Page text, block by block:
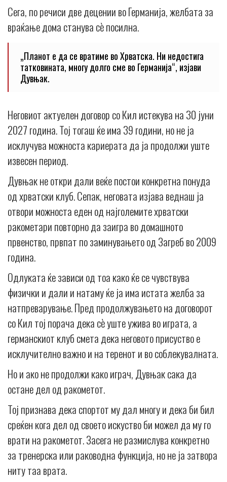
Сега, по речиси две децении во Германија, желбата за
враќање дома станува сè посилна.
„Планот е да се вратиме во Хрватска. Ни недостига
татковината, многу долго сме во Германија“, изјави
Дувњак.
Неговиот актуелен договор со Кил истекува на 30 јуни
2027 година. Тој тогаш ќе има 39 години, но не ја
исклучува можноста кариерата да ја продолжи уште
извесен период.
Дувњак не откри дали веќе постои конкретна понуда
од хрватски клуб. Сепак, неговата изјава веднаш ја
отвори можноста еден од најголемите хрватски
ракометари повторно да заигра во домашното
првенство, првпат по заминувањето од Загреб во 2009
година.
Одлуката ќе зависи од тоа како ќе се чувствува
физички и дали и натаму ќе ја има истата желба за
натпреварување. Пред продолжувањето на договорот
со Кил тој порача дека сè уште ужива во играта, а
германскиот клуб смета дека неговото присуство е
исклучително важно и на теренот и во соблекувалната.
Но и ако не продолжи како играч, Дувњак сака да
остане дел од ракометот.
Тој признава дека спортот му дал многу и дека би бил
среќен кога дел од своето искуство би можел да му го
врати на ракометот. Засега не размислува конкретно
за тренерска или раководна функција, но не ја затвора
ниту таа врата.